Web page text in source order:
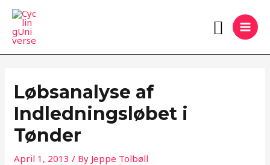
Skip
content
Search
Løbsanalyse af
Indledningsløbet i
Tønder
April 1, 2013/ By Jeppe Tolbøll